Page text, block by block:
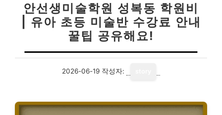
안선생미술학원 성복동 학원비
| 유아 초등 미술반 수강료 안내
꿀팁 공유해요!
2026-06-19 작성자: